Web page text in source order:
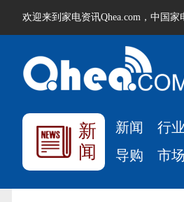
欢迎来到家电资讯Qhea.com，中国
新
闻
新闻 行业
导购
市场